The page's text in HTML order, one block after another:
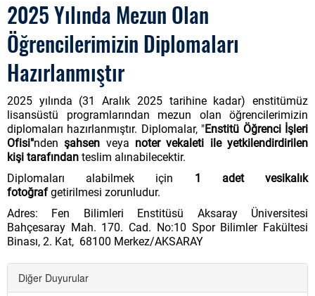
2025 Yılında Mezun Olan
Öğrencilerimizin Diplomaları
Hazırlanmıştır
2025 yılında (31 Aralık 2025 tarihine kadar) enstitümüz
lisansüstü programlarından mezun olan öğrencilerimizin
diplomaları hazırlanmıştır. Diplomalar, "Enstitü Öğrenci İşleri
Ofisi"ndenşahsen veya noter vekaleti ile yetkilendirdirilen
kişi tarafından teslim alınabilecektir.
Diplomaları alabilmek için 1 adet vesikalık
fotoğrafgetirilmesi zorunludur.
Adres: Fen Bilimleri Enstitüsü Aksaray Üniversitesi
Bahçesaray Mah. 170. Cad. No:10 Spor Bilimler Fakültesi
Binası, 2. Kat, 68100 Merkez/AKSARAY
Diğer Duyurular